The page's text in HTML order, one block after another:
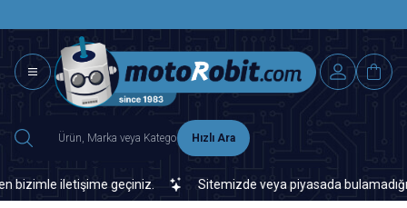
Hızlı Ara
iletişime geçiniz. Sitemizde veya piyasada